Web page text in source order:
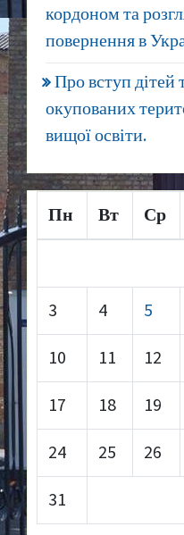
кордоном та
повернення в
Про вступ дітей
окупованих
вищої освіти.
Пн Вт Ср
3 4 5
10 11 12
17 18 19
24 25 26
31